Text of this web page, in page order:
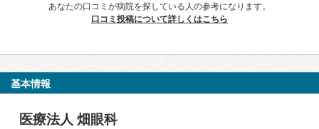
あなたの口コミが病院を探している人の参考になります。
口コミ投稿について詳しくはこちら
基本情報
医療法人 畑眼科